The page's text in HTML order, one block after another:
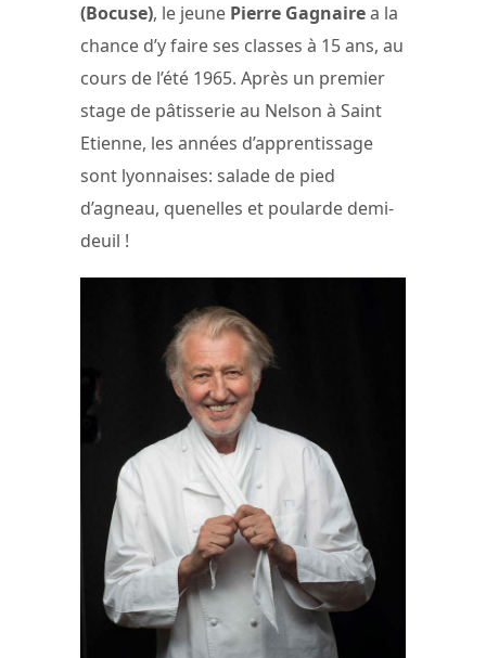
(Bocuse), le jeune Pierre Gagnairea la
chance d’y faire ses classes à 15 ans, au
cours de l’été 1965. Après un premier
stage de pâtisserie au Nelson à Saint
Etienne, les années d’apprentissage
sont lyonnaises: salade de pied
d’agneau, quenelles et poularde demi-
deuil !